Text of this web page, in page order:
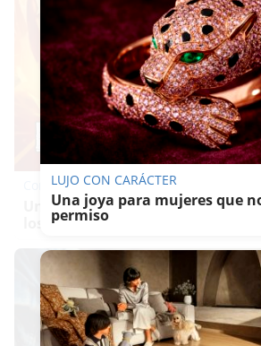
Corepunk MMORPG
Un verdadero MMORPG de la vieja
los de antes, pero mejor!
LUJO CON CARÁCTER
Una joya para mujeres que
permiso